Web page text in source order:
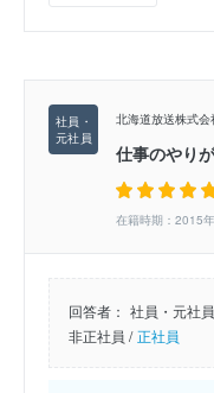
北海道放送株式
仕事のやり
在籍時期：2015
回答者： 社員・元社
非正社員 / 正社員